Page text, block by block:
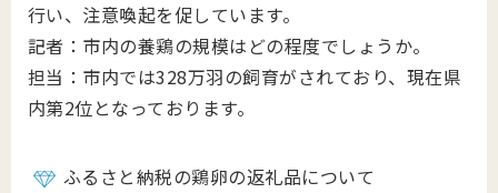
行い、注意喚起を促しています。
記者：市内の養鶏の規模はどの程度でしょうか。
担当：市内では328万羽の飼育がされており、現在県
内第2位となっております。
ふるさと納税の鶏卵の返礼品について